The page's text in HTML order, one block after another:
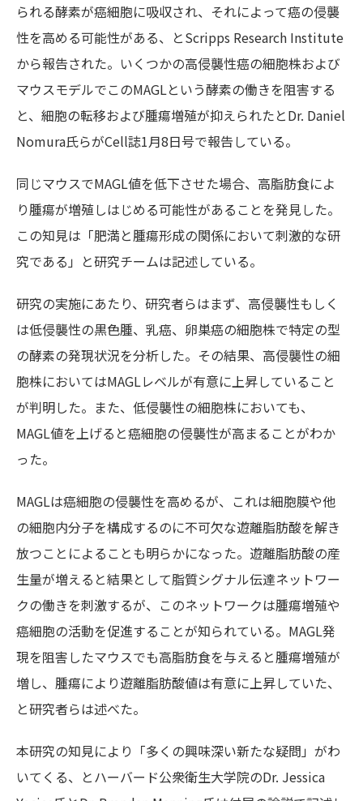
られる酵素が癌細胞に吸収され、それによって癌の侵襲
性を高める可能性がある、とScripps Research Institute
から報告された。いくつかの高侵襲性癌の細胞株および
マウスモデルでこのMAGLという酵素の働きを阻害する
と、細胞の転移および腫瘍増殖が抑えられたとDr. Daniel
Nomura氏らがCell誌1月8日号で報告している。
同じマウスでMAGL値を低下させた場合、高脂肪食によ
り腫瘍が増殖しはじめる可能性があることを発見した。
この知見は「肥満と腫瘍形成の関係において刺激的な研
究である」と研究チームは記述している。
研究の実施にあたり、研究者らはまず、高侵襲性もしく
は低侵襲性の黒色腫、乳癌、卵巣癌の細胞株で特定の型
の酵素の発現状況を分析した。その結果、高侵襲性の細
胞株においてはMAGLレベルが有意に上昇していること
が判明した。また、低侵襲性の細胞株においても、
MAGL値を上げると癌細胞の侵襲性が高まることがわか
った。
MAGLは癌細胞の侵襲性を高めるが、これは細胞膜や他
の細胞内分子を構成するのに不可欠な遊離脂肪酸を解き
放つことによることも明らかになった。遊離脂肪酸の産
生量が増えると結果として脂質シグナル伝達ネットワー
クの働きを刺激するが、このネットワークは腫瘍増殖や
癌細胞の活動を促進することが知られている。MAGL発
現を阻害したマウスでも高脂肪食を与えると腫瘍増殖が
増し、腫瘍により遊離脂肪酸値は有意に上昇していた、
と研究者らは述べた。
本研究の知見により「多くの興味深い新たな疑問」がわ
いてくる、とハーバード公衆衛生大学院のDr. Jessica